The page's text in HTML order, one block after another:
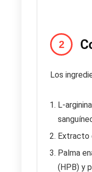
Los
L-
Extracto
Palma
(HPB) y